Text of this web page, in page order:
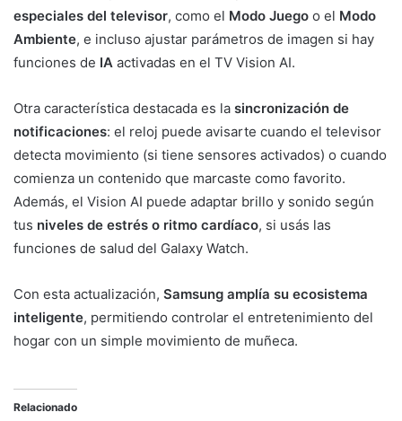
especiales del televisor, como el Modo Juego o el Modo
Ambiente, e incluso ajustar parámetros de imagen si hay
funciones de IA activadas en el TV Vision AI.
Otra característica destacada es la sincronización de
notificaciones: el reloj puede avisarte cuando el televisor
detecta movimiento (si tiene sensores activados) o cuando
comienza un contenido que marcaste como favorito.
Además, el Vision AI puede adaptar brillo y sonido según
tus niveles de estrés o ritmo cardíaco, si usás las
funciones de salud del Galaxy Watch.
Con esta actualización, Samsung amplía su ecosistema
inteligente, permitiendo controlar el entretenimiento del
hogar con un simple movimiento de muñeca.
Relacionado